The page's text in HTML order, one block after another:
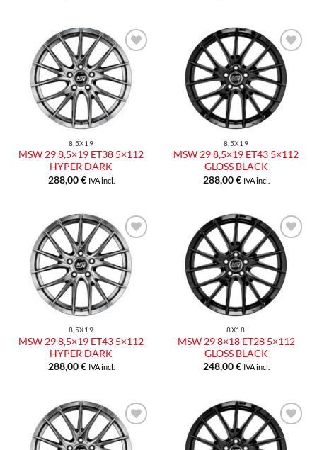
Aggiungi
alla lista
dei
desideri
8,5X19
MSW 29 8,5×19 ET38 5×112
HYPER DARK
288,00€ IVA incl.
Aggiungi
alla lista
dei
desideri
8,5X19
MSW 29 8,5×19 ET43 5×112
GLOSS BLACK
288,00€ IVA incl.
Aggiungi
alla lista
dei
desideri
8,5X19
MSW 29 8,5×19 ET43 5×112
HYPER DARK
288,00€ IVA incl.
Aggiungi
alla lista
dei
desideri
8X18
MSW 29 8×18 ET28 5×112
GLOSS BLACK
248,00€ IVA incl.
Aggiungi
alla lista
Aggiungi
alla lista